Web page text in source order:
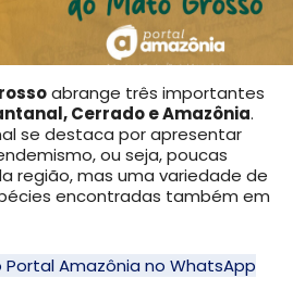
abrange três importantes
Cerrado e Amazônia.
se destaca por apresentar
ou seja, poucas
região, mas uma variedade de
encontradas também em
Amazônia no WhatsApp